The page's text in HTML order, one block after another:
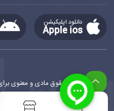
دانلود اپلیکیشن
Apple ios
کلیه حقوق مادی و معنوی